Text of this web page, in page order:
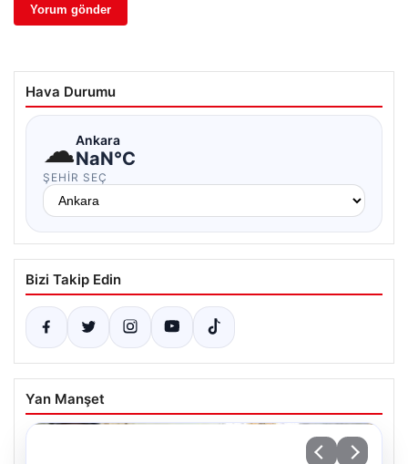
Hava Durumu
☁Ankara
NaN°C
ŞEHIR SEÇ
Bizi Takip Edin
Yan Manşet